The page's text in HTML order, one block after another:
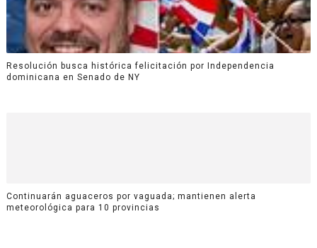
Resolución busca histórica felicitación por Independencia
dominicana en Senado de NY
Continuarán aguaceros por vaguada; mantienen alerta
meteorológica para 10 provincias